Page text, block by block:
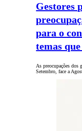
Gestores
para o
temas
As preocupações dos
Setembro, face a